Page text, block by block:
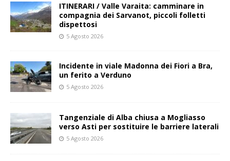
ITINERARI / Valle Varaita: camminare in
compagnia dei Sarvanot, piccoli folletti
dispettosi
5 Agosto 2026
Incidente in viale Madonna dei Fiori a Bra,
un ferito a Verduno
5 Agosto 2026
Tangenziale di Alba chiusa a Mogliasso
verso Asti per sostituire le barriere laterali
5 Agosto 2026